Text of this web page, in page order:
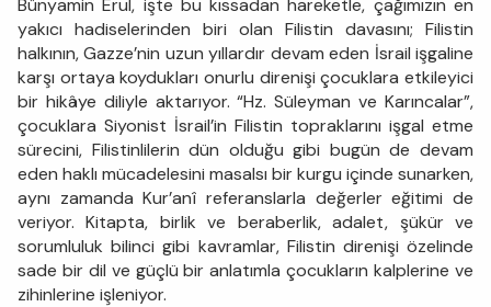
Bünyamin Erul, işte bu kıssadan hareketle, çağımızın en
yakıcı hadiselerinden biri olan Filistin davasını; Filistin
halkının, Gazze’nin uzun yıllardır devam eden İsrail işgaline
karşı ortaya koydukları onurlu direnişi çocuklara etkileyici
bir hikâye diliyle aktarıyor. “Hz. Süleyman ve Karıncalar”,
çocuklara Siyonist İsrail’in Filistin topraklarını işgal etme
sürecini, Filistinlilerin dün olduğu gibi bugün de devam
eden haklı mücadelesini masalsı bir kurgu içinde sunarken,
aynı zamanda Kur’anî referanslarla değerler eğitimi de
veriyor. Kitapta, birlik ve beraberlik, adalet, şükür ve
sorumluluk bilinci gibi kavramlar, Filistin direnişi özelinde
sade bir dil ve güçlü bir anlatımla çocukların kalplerine ve
zihinlerine işleniyor.